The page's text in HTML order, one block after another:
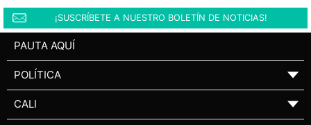
¡SUSCRÍBETE A NUESTRO BOLETÍN DE NOTICIAS!
PAUTA AQUÍ
POLÍTICA ▼
CALI ▼